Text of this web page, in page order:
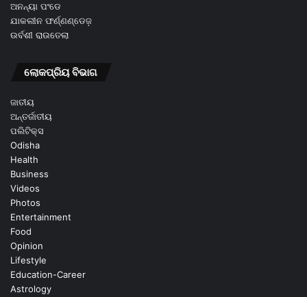
ଅନନ୍ୟା ପଂଡେ
ଯାକଲୀନ ଫର୍ଣ୍ଣଣ୍ଡେଜ଼
ଉର୍ବଶୀ ରାଉତେଲା
ଲୋକପ୍ରିୟ ବିଭାଗ
ଜାତୀୟ
ଅନ୍ତର୍ଜାତୀୟ
ପଲିଟିକ୍ସ
Odisha
Health
Business
Videos
Photos
Entertainment
Food
Opinion
Lifestyle
Education-Career
Astrology